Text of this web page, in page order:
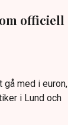
officiell
gå med i euron,
i Lund och